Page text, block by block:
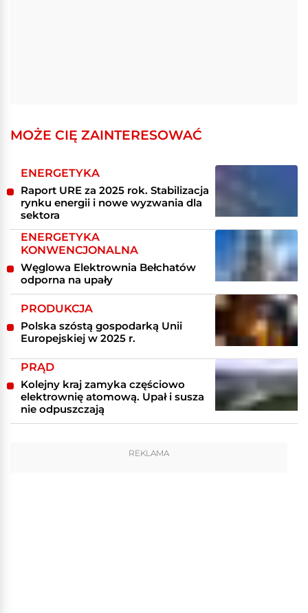
MOŻE CIĘ ZAINTERESOWAĆ
ENERGETYKA
Raport URE za 2025 rok. Stabilizacja
rynku energii i nowe wyzwania dla
sektora
ENERGETYKA
KONWENCJONALNA
Węglowa Elektrownia Bełchatów
odporna na upały
PRODUKCJA
Polska szóstą gospodarką Unii
Europejskiej w 2025 r.
PRĄD
Kolejny kraj zamyka częściowo
elektrownię atomową. Upał i susza
nie odpuszczają
REKLAMA